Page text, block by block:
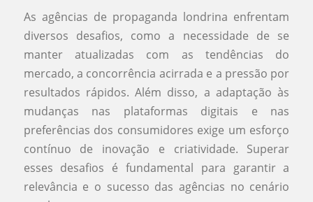
As agências de propaganda londrina enfrentam
diversos desafios, como a necessidade de se
manter atualizadas com as tendências do
mercado, a concorrência acirrada e a pressão por
resultados rápidos. Além disso, a adaptação às
mudanças nas plataformas digitais e nas
preferências dos consumidores exige um esforço
contínuo de inovação e criatividade. Superar
esses desafios é fundamental para garantir a
relevância e o sucesso das agências no cenário